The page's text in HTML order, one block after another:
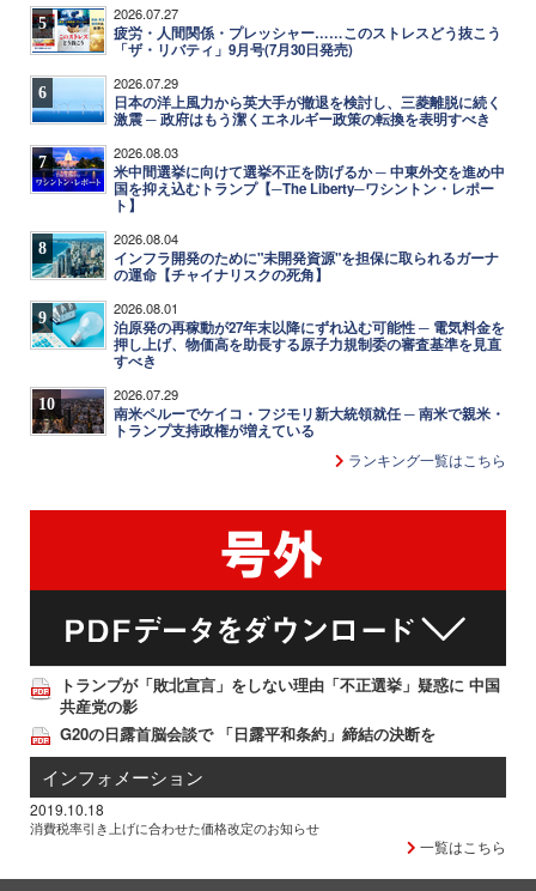
5 2026.07.27
疲労・人間関係・プレッシャー……このストレスどう抜こう
「ザ・リバティ」9月号(7月30日発売)
6 2026.07.29
日本の洋上風力から英大手が撤退を検討し、三菱離脱に続く
激震 ─ 政府はもう潔くエネルギー政策の転換を表明すべき
7 2026.08.03
米中間選挙に向けて選挙不正を防げるか ─ 中東外交を進め中
国を抑え込むトランプ【─The Liberty─ワシントン・レポー
ト】
8 2026.08.04
インフラ開発のために"未開発資源"を担保に取られるガーナ
の運命【チャイナリスクの死角】
9 2026.08.01
泊原発の再稼動が27年末以降にずれ込む可能性 ─ 電気料金を
押し上げ、物価高を助長する原子力規制委の審査基準を見直
すべき
10 2026.07.29
南米ペルーでケイコ・フジモリ新大統領就任 ─ 南米で親米・
トランプ支持政権が増えている
ランキング一覧はこちら
トランプが「敗北宣言」をしない理由「不正選挙」疑惑に 中国
共産党の影
G20の日露首脳会談で 「日露平和条約」締結の決断を
インフォメーション
2019.10.18
消費税率引き上げに合わせた価格改定のお知らせ
一覧はこちら